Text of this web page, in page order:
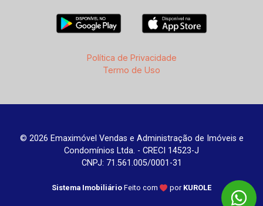
Política de Privacidade
Termo de Uso
© 2026 Emaximóvel Vendas e Administração de Imóveis e
Condomínios Ltda. - CRECI 14523-J
CNPJ: 71.561.005/0001-31
Sistema Imobiliário Feito com por KUROLE